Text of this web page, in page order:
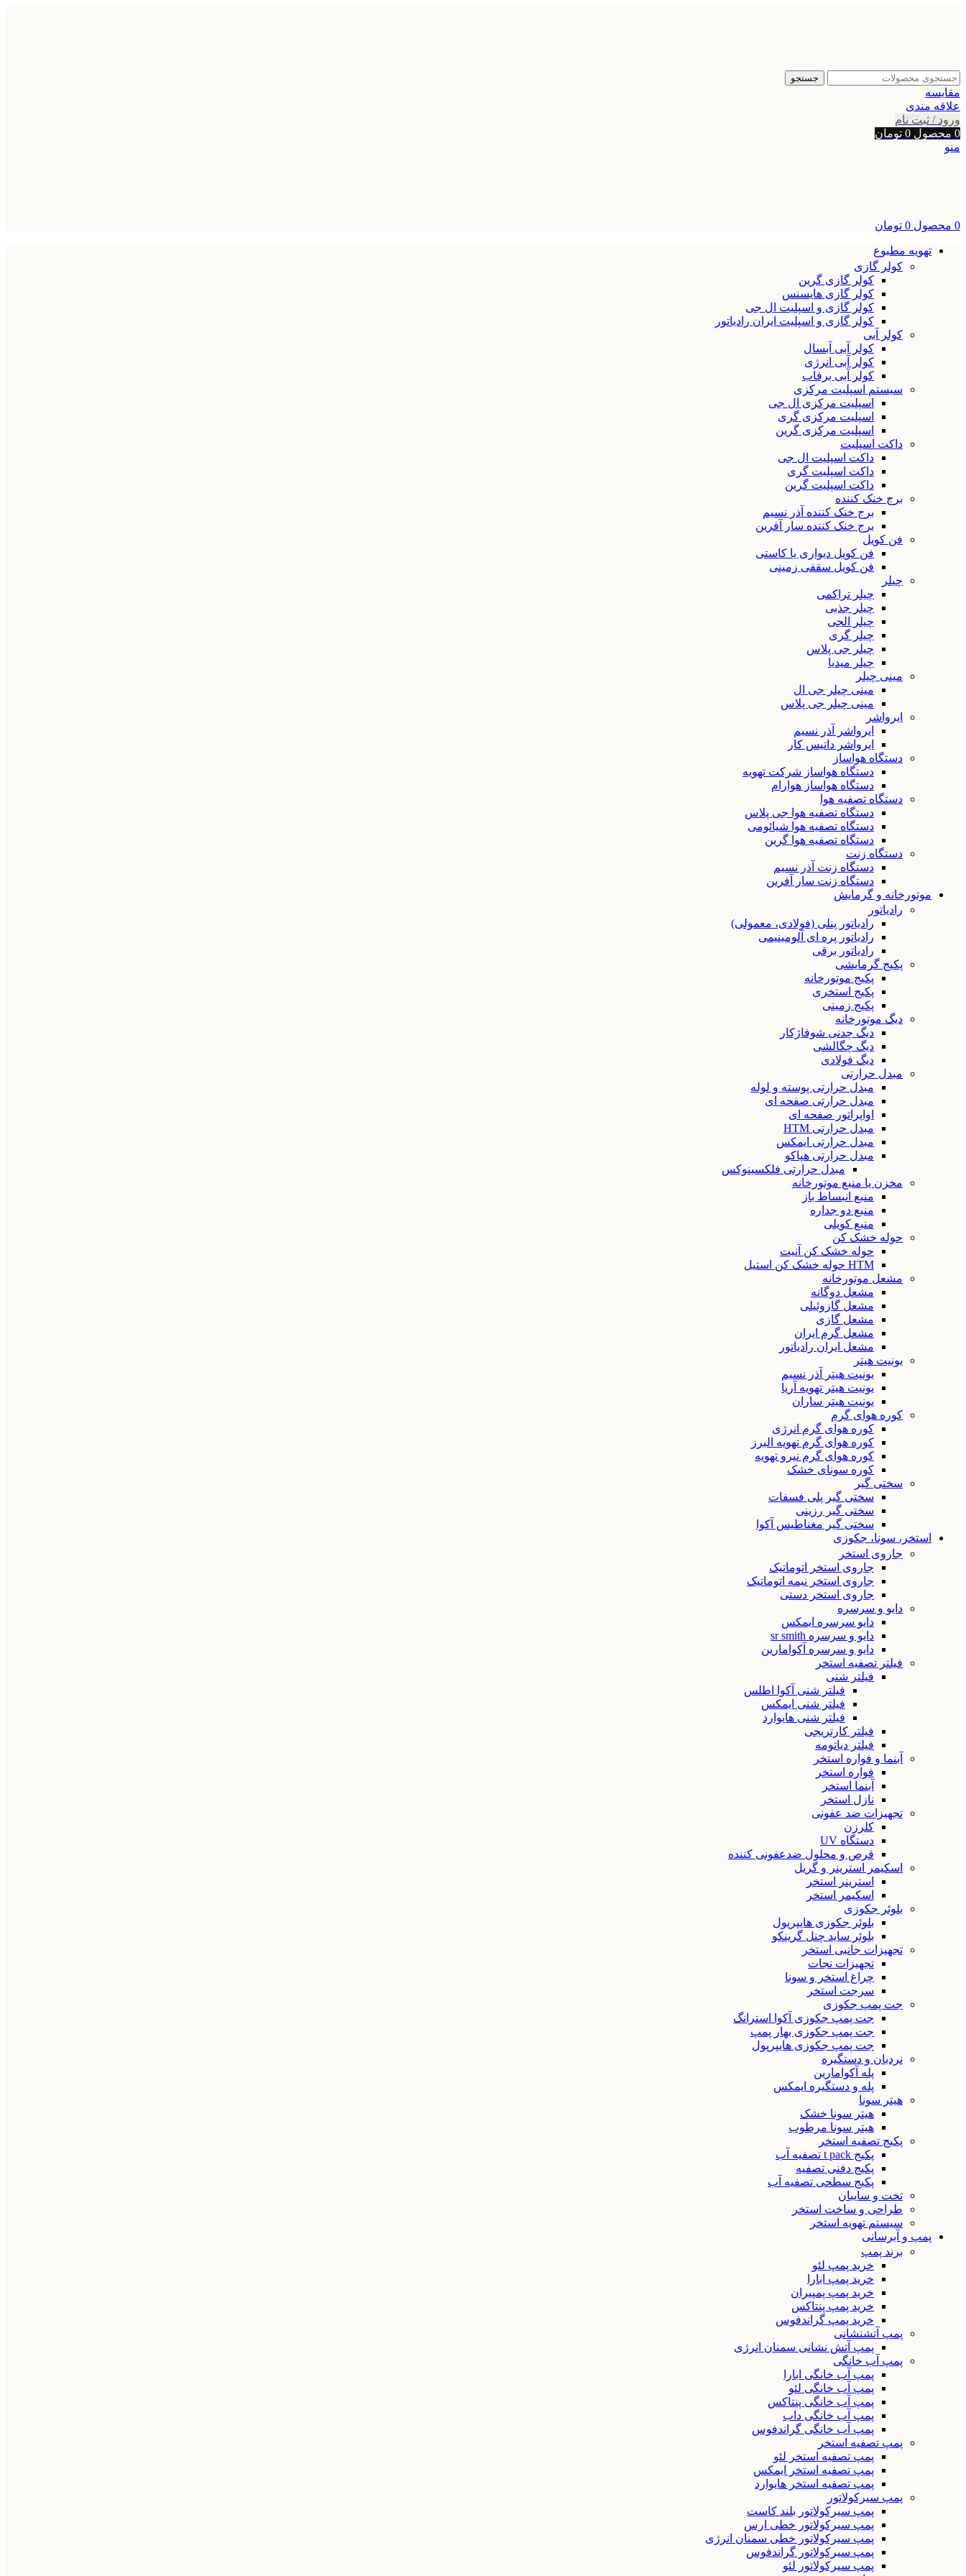
جستجو
مقایسه
علاقه مندی
ورود / ثبت نام
0 محصول 0 تومان
منو
0 محصول 0 تومان
تهویه مطبوع
کولر گازی
کولر گازی گرین
کولر گازی هایسنس
کولر گازی و اسپلیت ال جی
کولر گازی و اسپلیت ایران رادیاتور
کولر آبی
کولر آبی آبسال
کولر آبی انرژی
کولر آبی برفاب
سیستم اسپلیت مرکزی
اسپلیت مرکزی ال جی
اسپلیت مرکزی گری
اسپلیت مرکزی گرین
داکت اسپلیت
داکت اسپلیت ال جی
داکت اسپلیت گری
داکت اسپلیت گرین
برج خنک کننده
برج خنک کننده آذر نسیم
برج خنک کننده سار آفرین
فن کویل
فن کویل دیواری یا کاستی
فن کویل سقفی زمینی
چیلر
چیلر تراکمی
چیلر جذبی
چیلر الجی
چیلر گری
چیلر جی پلاس
چیلر میدیا
مینی چیلر
مینی چیلر جی ال
مینی چیلر جی پلاس
ایرواشر
ایرواشر آذر نسیم
ایرواشر داتیس کار
دستگاه هواساز
دستگاه هواساز شرکت تهویه
دستگاه هواساز هوارام
دستگاه تصفیه هوا
دستگاه تصفیه هوا جی پلاس
دستگاه تصفیه هوا شیائومی
دستگاه تصفیه هوا گرین
دستگاه زنت
دستگاه زنت آذر نسیم
دستگاه زنت سار آفرین
موتورخانه و گرمایش
رادیاتور
رادیاتور پنلی (فولادی، معمولی)
رادیاتور پره ای آلومینیمی
رادیاتور برقی
پکیج گرمایشی
پکیج موتورخانه
پکیج استخری
پکیج زمینی
دیگ موتورخانه
دیگ چدنی شوفاژکار
دیگ چگالشی
دیگ فولادی
مبدل حرارتی
مبدل حرارتی پوسته و لوله
مبدل حرارتی صفحه ای
اواپراتور صفحه ای
مبدل حرارتی HTM
مبدل حرارتی ایمکس
مبدل حرارتی هپاکو
مبدل حرارتی فلکسینوکس
مخزن یا منبع موتورخانه
منبع انبساط باز
منبع دو جداره
منبع کویلی
حوله خشک کن
حوله خشک کن آنیت
HTM حوله خشک کن استیل
مشعل موتورخانه
مشعل دوگانه
مشعل گازوئیلی
مشعل گازی
مشعل گرم ایران
مشعل ایران رادیاتور
یونیت هیتر
یونیت هیتر آذر نسیم
یونیت هیتر تهویه آریا
یونیت هیتر ساران
کوره هوای گرم
کوره هوای گرم انرژی
کوره هوای گرم تهویه البرز
کوره هوای گرم نیرو تهویه
کوره سونای خشک
سختی گیر
سختی گیر پلی فسفات
سختی گیر رزینی
سختی گیر مغناطیس آکوا
استخر، سونا، جکوزی
جاروی استخر
جاروی استخر اتوماتیک
جاروی استخر نیمه اتوماتیک
جاروی استخر دستی
دایو و سرسره
دایو سرسره ایمکس
دایو و سرسره sr smith
دایو و سرسره آکوامارین
فیلتر تصفیه استخر
فیلتر شنی
فیلتر شنی آکوا اطلس
فیلتر شنی ایمکس
فیلتر شنی هایوارد
فیلتر کارتریجی
فیلتر دیاتومه
آبنما و فواره استخر
فواره استخر
آبنما استخر
نازل استخر
تجهیزات ضد عفونی
کلرزن
دستگاه UV
قرص و محلول ضدعفونی کننده
اسکیمر استرینر و گریل
استرینر استخر
اسکیمر استخر
بلوئر جکوزی
بلوئر جکوزی هایپرپول
بلوئر ساید چنل گرینکو
تجهیزات جانبی استخر
تجهیزات نجات
چراغ استخر و سونا
سرجت استخر
جت پمپ جکوزی
جت پمپ جکوزی آکوا استرانگ
جت پمپ جکوزی بهار پمپ
جت پمپ جکوزی هایپرپول
نردبان و دستگیره
پله آکوامارین
پله و دستگیره ایمکس
هیتر سونا
هیتر سونا خشک
هیتر سونا مرطوب
پکیج تصفیه استخر
پکیج t pack تصفیه آب
پکیج دفنی تصفیه
پکیج سطحی تصفیه آب
تخت و سایبان
طراحی و ساخت استخر
سیستم تهویه استخر
پمپ و آبرسانی
برند پمپ
خرید پمپ لئو
خرید پمپ ابارا
خرید پمپ پمپیران
خرید پمپ پنتاکس
خرید پمپ گراندفوس
پمپ آتشنشانی
پمپ آتش نشانی سمنان انرژی
پمپ آب خانگی
پمپ آب خانگی ابارا
پمپ آب خانگی لئو
پمپ آب خانگی پنتاکس
پمپ آب خانگی داب
پمپ آب خانگی گراندفوس
پمپ تصفیه استخر
پمپ تصفیه استخر لئو
پمپ تصفیه استخر ایمکس
پمپ تصفیه استخر هایوارد
پمپ سیرکولاتور
پمپ سیرکولاتور بلند کاست
پمپ سیرکولاتور خطی ارس
پمپ سیرکولاتور خطی سمنان انرژی
پمپ سیرکولاتور گراندفوس
پمپ سیرکولاتور لئو